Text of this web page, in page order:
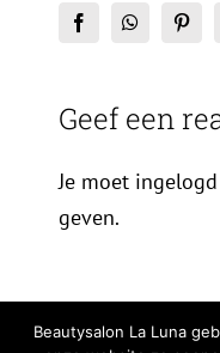
FacebookWhatsApp
Geef een
Je moet
geven.
Beautysalon La Luna